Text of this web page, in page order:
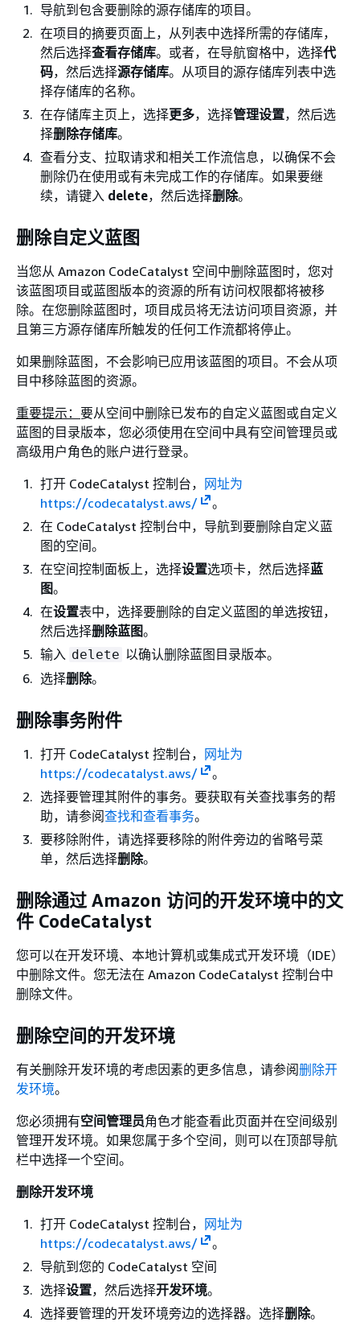
导航到包含要删除的源存储库的项目。
在项目的摘要页面上，从列表中选择所需的存储库，
然后选择查看存储库。或者，在导航窗格中，选择代
码，然后选择源存储库。从项目的源存储库列表中选
择存储库的名称。
在存储库主页上，选择更多，选择管理设置，然后选
择删除存储库。
查看分支、拉取请求和相关工作流信息，以确保不会
删除仍在使用或有未完成工作的存储库。如果要继
续，请键入 delete，然后选择删除。
删除自定义蓝图
当您从 Amazon CodeCatalyst 空间中删除蓝图时，您对
该蓝图项目或蓝图版本的资源的所有访问权限都将被移
除。在您删除蓝图时，项目成员将无法访问项目资源，并
且第三方源存储库所触发的任何工作流都将停止。
如果删除蓝图，不会影响已应用该蓝图的项目。不会从项
目中移除蓝图的资源。
重要提示： 要从空间中删除已发布的自定义蓝图或自定义
蓝图的目录版本，您必须使用在空间中具有空间管理员或
高级用户角色的账户进行登录。
打开 CodeCatalyst 控制台， 网址为
https://codecatalyst.aws/
。
在 CodeCatalyst 控制台中，导航到要删除自定义蓝
图的空间。
在空间控制面板上，选择设置选项卡，然后选择蓝
图。
在设置表中，选择要删除的自定义蓝图的单选按钮，
然后选择删除蓝图。
输入 delete 以确认删除蓝图目录版本。
选择删除。
删除事务附件
打开 CodeCatalyst 控制台， 网址为
https://codecatalyst.aws/
。
选择要管理其附件的事务。要获取有关查找事务的帮
助，请参阅查找和查看事务。
要移除附件，请选择要移除的附件旁边的省略号菜
单，然后选择删除。
删除通过 Amazon 访问的开发环境中的文
件 CodeCatalyst
您可以在开发环境、本地计算机或集成式开发环境（IDE）
中删除文件。您无法在 Amazon CodeCatalyst 控制台中
删除文件。
删除空间的开发环境
有关删除开发环境的考虑因素的更多信息，请参阅删除开
发环境。
您必须拥有空间管理员角色才能查看此页面并在空间级别
管理开发环境。如果您属于多个空间，则可以在顶部导航
栏中选择一个空间。
删除开发环境
打开 CodeCatalyst 控制台， 网址为
https://codecatalyst.aws/
。
导航到您的 CodeCatalyst 空间
选择设置，然后选择开发环境。
选择要管理的开发环境旁边的选择器。选择删除。